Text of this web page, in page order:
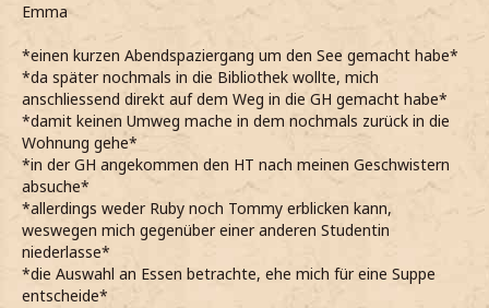
Emma
*einen kurzen Abendspaziergang um den See gemacht habe*
*da später nochmals in die Bibliothek wollte, mich
anschliessend direkt auf dem Weg in die GH gemacht habe*
*damit keinen Umweg mache in dem nochmals zurück in die
Wohnung gehe*
*in der GH angekommen den HT nach meinen Geschwistern
absuche*
*allerdings weder Ruby noch Tommy erblicken kann,
weswegen mich gegenüber einer anderen Studentin
niederlasse*
*die Auswahl an Essen betrachte, ehe mich für eine Suppe
entscheide*